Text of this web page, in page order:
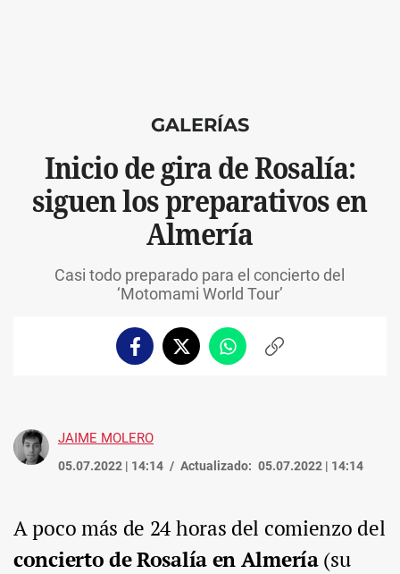
GALERÍAS
Inicio de gira de Rosalía:
siguen los preparativos en
Almería
Casi todo preparado para el concierto del
‘Motomami World Tour’
FacebookTwitterWhatsappCopiar
JAIME MOLERO
05.07.2022 | 14:14 Actualizado: 05.07.2022 | 14:14
A poco más de 24 horas del comienzo del
concierto de Rosalía en Almería(su